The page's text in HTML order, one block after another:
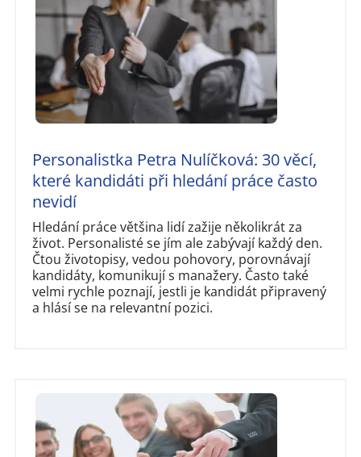
Personalistka Petra Nulíčková: 30 věcí,
které kandidáti při hledání práce často
nevidí
Hledání práce většina lidí zažije několikrát za
život. Personalisté se jím ale zabývají každý den.
Čtou životopisy, vedou pohovory, porovnávají
kandidáty, komunikují s manažery. Často také
velmi rychle poznají, jestli je kandidát připravený
a hlásí se na relevantní pozici.